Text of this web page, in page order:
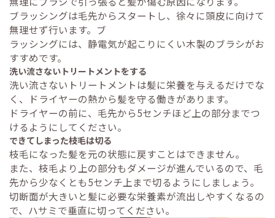
ブラッシングは毛先からスタートし、徐々に頭皮に向けて
無理せず行います。ブ
ラッシングには、静電気が起こりにくい木製のブラシがお
すすめです。
洗い流さないトリートメントをする
洗い流さないトリートメントは髪に栄養を与えるだけでな
く、ドライヤーの熱から髪を守る働きがあります。
ドライヤーの前に、毛先から5センチほど上の部分までつ
けるようにしてください。
できてしまった枝毛は切る
枝毛になった髪を元の状態に戻すことはできません。
また、枝毛より上の部分もダメージが進んでいるので、毛
先から少なくとも5センチ上まで切るようにしましょう。
切断面が大きいと髪に必要な栄養素が流出しやすくなるの
で、ハサミで垂直に切ってください。